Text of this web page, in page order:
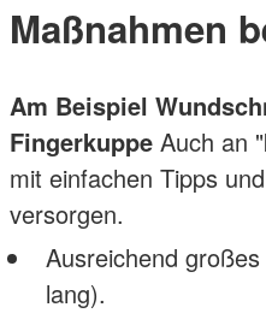
Maßnahmen
Am Beispiel
Fingerkuppe Auch an
mit einfachen Tipps
versorgen.
Ausreichend
lang).